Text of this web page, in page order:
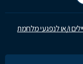
ו/או לנפגעי מלחמת